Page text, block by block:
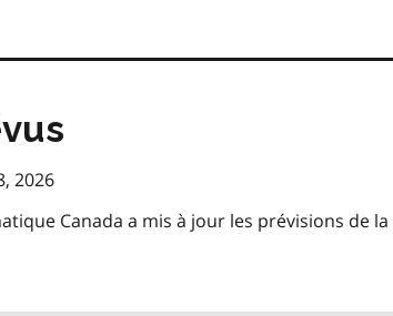
2026
Canada a mis à jour les prévisions de la